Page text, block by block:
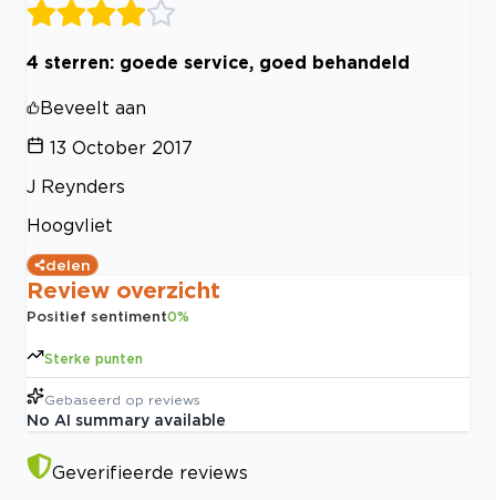
4 sterren: goede service, goed behandeld
Beveelt aan
13 October 2017
J Reynders
Hoogvliet
delen
Review overzicht
Positief sentiment0%
Sterke punten
Gebaseerd op reviews
No AI summary available
Geverifieerde reviews